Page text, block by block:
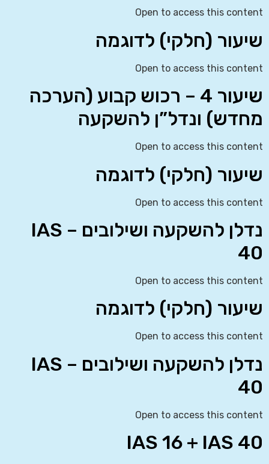
Open to access this content
שיעור (חלקי) לדוגמה
Open to access this content
שיעור 4 – רכוש קבוע (הערכה
מחדש) ונדל”ן להשקעה
Open to access this content
שיעור (חלקי) לדוגמה
Open to access this content
נדלן להשקעה ושילובים – IAS
40
Open to access this content
שיעור (חלקי) לדוגמה
Open to access this content
נדלן להשקעה ושילובים – IAS
40
Open to access this content
IAS 16 + IAS 40